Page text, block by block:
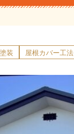
装 屋根カバー工法